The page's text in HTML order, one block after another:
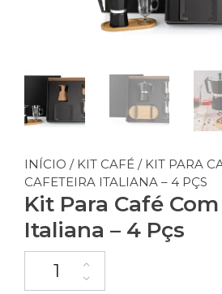
INÍCIO / KIT CAFÉ / KIT PARA
CAFETEIRA ITALIANA – 4 PÇS
Kit Para Café
Italiana – 4 Pçs